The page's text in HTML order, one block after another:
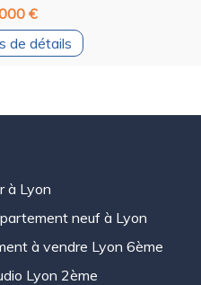
€
de détails
à Lyon
neuf à Lyon
à vendre Lyon 6ème
Lyon 2ème